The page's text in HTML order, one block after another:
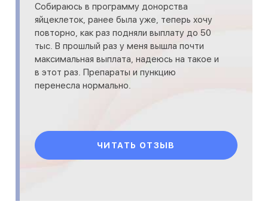
Собираюсь в программу донорства
яйцеклеток, ранее была уже, теперь хочу
повторно, как раз подняли выплату до 50
тыс. В прошлый раз у меня вышла почти
максимальная выплата, надеюсь на такое и
в этот раз. Препараты и пункцию
перенесла нормально.
ЧИТАТЬ ОТЗЫВ